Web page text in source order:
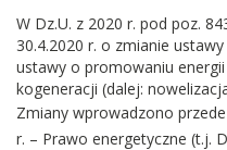
W Dz.U. z 2020 r. pod poz.
30.4.2020 r. o zmianie
ustawy o promowaniu
kogeneracji (dalej:
Zmiany wprowadzono
r. – Prawo energetyczne (t.j.